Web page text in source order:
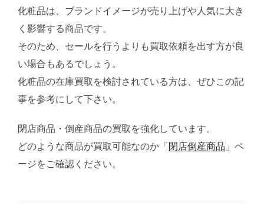
化粧品は、ブランドイメージが売り上げや人気に大き
く影響する商品です。
そのため、セールを行うよりも買取依頼を出す方が良
い場合もあるでしょう。
化粧品の在庫買取を検討されている方は、ぜひこの記
事を参考にして下さい。
閉店商品・倒産商品の買取を強化しています。
どのような商品が買取可能なのか「 閉店倒産商品 」ペ
ージをご確認ください。